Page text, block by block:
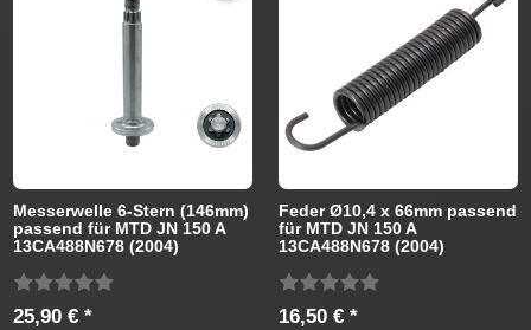
Messerwelle 6-Stern (146mm)
passend für MTD JN 150 A
13CA488N678 (2004)
25,90 € *
Feder Ø10,4 x 66mm passend
für MTD JN 150 A
13CA488N678 (2004)
16,50 € *